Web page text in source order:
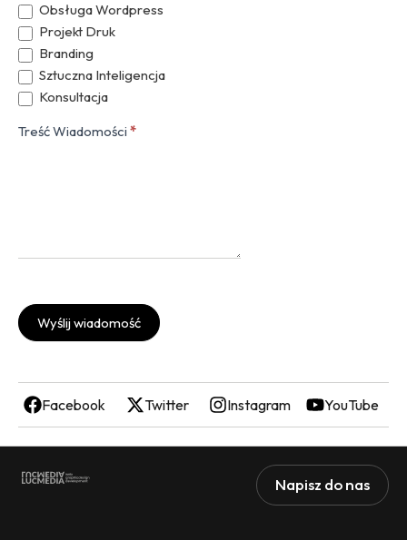
Obsługa Wordpress
Projekt Druk
Branding
Sztuczna Inteligencja
Konsultacja
Treść Wiadomości *
Wyślij wiadomość
Facebook Twitter Instagram YouTube
Napisz do nas